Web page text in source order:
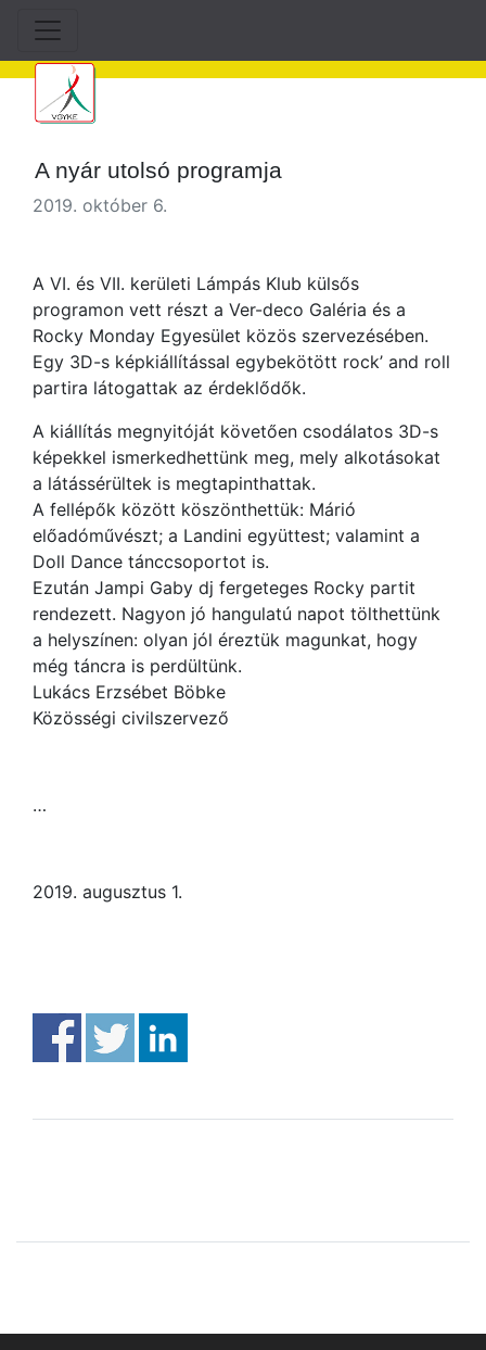
A nyár utolsó programja
2019. október 6.
A VI. és VII. kerületi Lámpás Klub külsős
programon vett részt a Ver-deco Galéria és a
Rocky Monday Egyesület közös szervezésében.
Egy 3D-s képkiállítással egybekötött rock’ and roll
partira látogattak az érdeklődők.
A kiállítás megnyitóját követően csodálatos 3D-s
képekkel ismerkedhettünk meg, mely alkotásokat
a látássérültek is megtapinthattak.
A fellépők között köszönthettük: Márió
előadóművészt; a Landini együttest; valamint a
Doll Dance tánccsoportot is.
Ezután Jampi Gaby dj fergeteges Rocky partit
rendezett. Nagyon jó hangulatú napot tölthettünk
a helyszínen: olyan jól éreztük magunkat, hogy
még táncra is perdültünk.
Lukács Erzsébet Böbke
Közösségi civilszervező
…
2019. augusztus 1.